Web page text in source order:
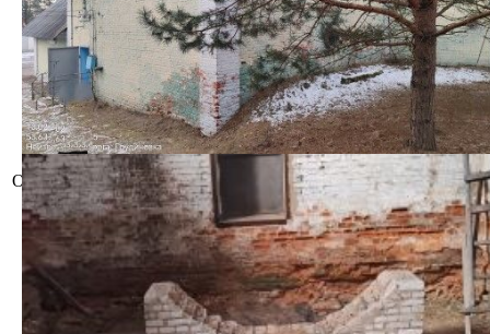
Описание
Наименование: Спиртохранилище
Назначение: Здание
специализированное складов,
торговых баз, баз материально-
технического снабжения, хранилищ
Составные части и
принадлежности: сведения
отсутствуют
Право собственности: ОАО
"Следюки"
Здание расположено на земельном
участке с кадастровым
№721382001601000156, площадью
3.3627 га (право постоянного
пользования).
Земельный участок отдельно для